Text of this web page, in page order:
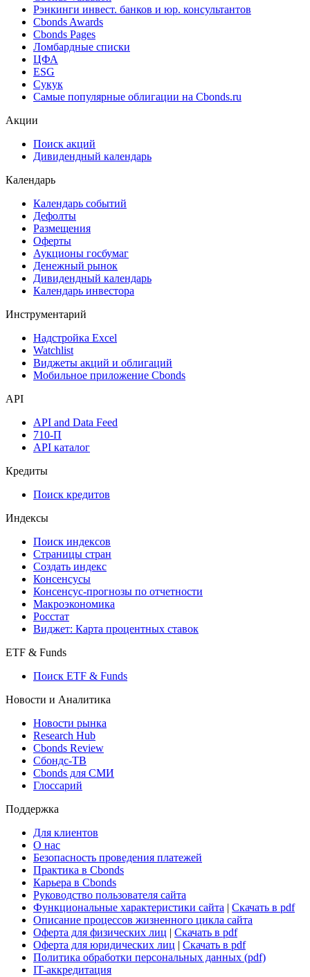
Рэнкинги инвест. банков и юр. консультантов
Cbonds Awards
Cbonds Pages
Ломбардные списки
ЦФА
ESG
Сукук
Самые популярные облигации на Cbonds.ru
Акции
Поиск акций
Дивидендный календарь
Календарь
Календарь событий
Дефолты
Размещения
Оферты
Аукционы госбумаг
Денежный рынок
Дивидендный календарь
Календарь инвестора
Инструментарий
Надстройка Excel
Watchlist
Виджеты акций и облигаций
Мобильное приложение Cbonds
API
API and Data Feed
710-П
API каталог
Кредиты
Поиск кредитов
Индексы
Поиск индексов
Страницы стран
Создать индекс
Консенсусы
Консенсус-прогнозы по отчетности
Макроэкономика
Росстат
Виджет: Карта процентных ставок
ETF & Funds
Поиск ETF & Funds
Новости и Аналитика
Новости рынка
Research Hub
Cbonds Review
Сбондс-ТВ
Cbonds для СМИ
Глоссарий
Поддержка
Для клиентов
О нас
Безопасность проведения платежей
Практика в Cbonds
Карьера в Cbonds
Руководство пользователя сайта
Функциональные характеристики сайта | Скачать в pdf
Описание процессов жизненного цикла сайта
Оферта для физических лиц | Скачать в pdf
Оферта для юридических лиц | Скачать в pdf
Политика обработки персональных данных (pdf)
IT-аккредитация